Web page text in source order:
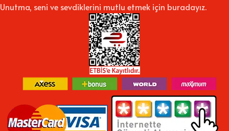
Unutma, seni ve sevdiklerini mutlu etmek için buradayız.